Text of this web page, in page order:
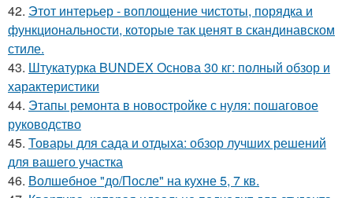
42. Этот интерьер - воплощение чистоты, порядка и
функциональности, которые так ценят в скандинавском
стиле.
43. Штукатурка BUNDEX Основа 30 кг: полный обзор и
характеристики
44. Этапы ремонта в новостройке с нуля: пошаговое
руководство
45. Товары для сада и отдыха: обзор лучших решений
для вашего участка
46. Волшебное "до/После" на кухне 5, 7 кв.